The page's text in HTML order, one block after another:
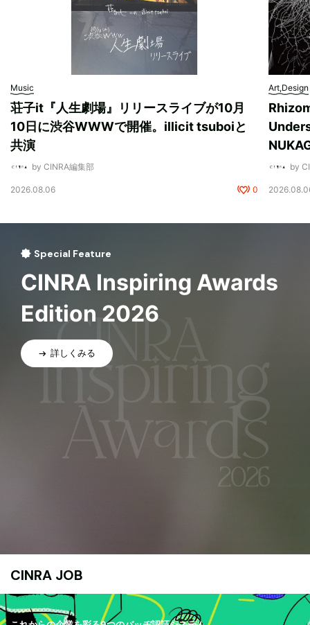
Music
荘子it『人生劇場』リリースライブが10月
10日に渋谷WWWで開催。illicit tsuboiと
共演
by CINRA編集部
2026.08.06 0
Art,Design
by
Special Feature
CINRA Inspiring Awards
Edition 2026
詳しくみる
CINRA JOB